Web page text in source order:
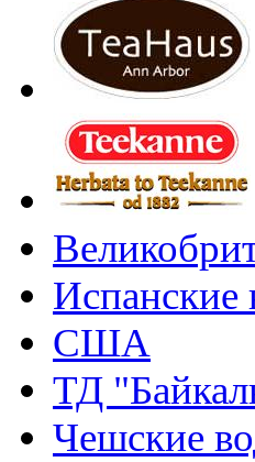
Испанские
США
ТД
Чешские